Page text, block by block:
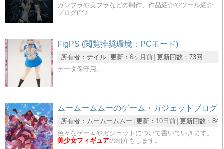
ガンプラや美プラなどの制作、作品紹介やツール紹介
ブログ(^^♪
FigPS (閲覧推奨環境：PCモード)
所有者： テイル 更新： 6ヶ月前 更新回数： 73回
データ保守用。
ムームームムーのゲーム・ガジェットブログ
所有者： ムームームムー 更新： 10日前 更新回数： 84
色々なゲーㇺやガジェットについて書いていきます。
美少女フィギュアの紹介もします。